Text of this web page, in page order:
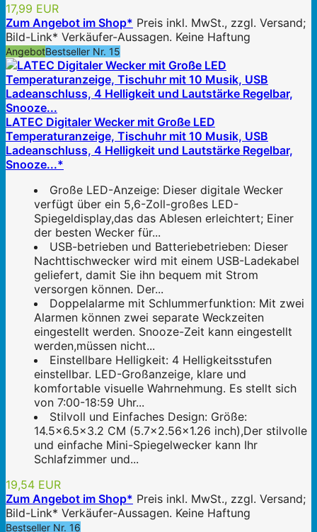
17,99 EUR
Zum Angebot im Shop* Preis inkl. MwSt., zzgl. Versand;
Bild-Link* Verkäufer-Aussagen. Keine Haftung
AngebotBestseller Nr. 15
LATEC Digitaler Wecker mit Große LED
Temperaturanzeige, Tischuhr mit 10 Musik, USB
Ladeanschluss, 4 Helligkeit und Lautstärke Regelbar,
Snooze...*
Große LED-Anzeige: Dieser digitale Wecker
verfügt über ein 5,6-Zoll-großes LED-
Spiegeldisplay,das das Ablesen erleichtert; Einer
der besten Wecker für...
USB-betrieben und Batteriebetrieben: Dieser
Nachttischwecker wird mit einem USB-Ladekabel
geliefert, damit Sie ihn bequem mit Strom
versorgen können. Der...
Doppelalarme mit Schlummerfunktion: Mit zwei
Alarmen können zwei separate Weckzeiten
eingestellt werden. Snooze-Zeit kann eingestellt
werden,müssen nicht...
Einstellbare Helligkeit: 4 Helligkeitsstufen
einstellbar. LED-Großanzeige, klare und
komfortable visuelle Wahrnehmung. Es stellt sich
von 7:00-18:59 Uhr...
Stilvoll und Einfaches Design: Größe:
14.5×6.5×3.2 CM (5.7×2.56×1.26 inch),Der stilvolle
und einfache Mini-Spiegelwecker kann Ihr
Schlafzimmer und...
19,54 EUR
Zum Angebot im Shop* Preis inkl. MwSt., zzgl. Versand;
Bild-Link* Verkäufer-Aussagen. Keine Haftung
Bestseller Nr. 16